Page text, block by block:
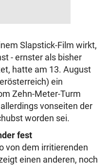
Slapstick-Film wirkt,
- ernster als bisher
hatte am 13. August
ein
Zehn-Meter-Turm
vonseiten der
worden sei.
fest
von dem irritierenden
einen anderen, noch